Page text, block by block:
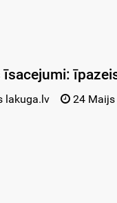
īsacejumi:
lakuga.lv 24 Maijs